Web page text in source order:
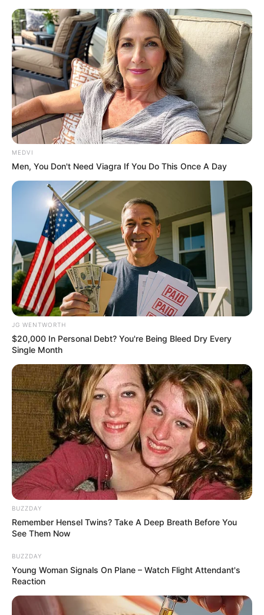
Slipped Up
BRAINBERRIES
Feeling Tired? Here's The Trick To Perform Better
Men 45+ Are Trying This To Perform Better
MEDVI
MEDVI
Men, You Don't Need Viagra If You Do This Once A Day
JG WENTWORTH
$20,000 In Personal Debt? You're Being Bleed Dry Every
Single Month
BUZZDAY
Remember Hensel Twins? Take A Deep Breath Before You
See Them Now
BUZZDAY
Young Woman Signals On Plane – Watch Flight Attendant's
Reaction